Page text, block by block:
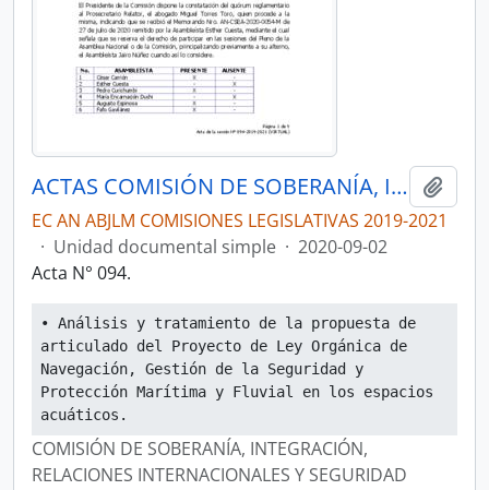
ACTAS COMISIÓN DE SOBERANÍA, INTEGRACIÓN, RELACIONES INTERNACIONALES Y SEGURIDAD INTEGRAL
EC AN ABJLM COMISIONES LEGISLATIVAS 2019-2021
· Unidad documental simple · 2020-09-02
Acta N° 094.
• Análisis y tratamiento de la propuesta de
articulado del Proyecto de Ley Orgánica de
Navegación, Gestión de la Seguridad y
Protección Marítima y Fluvial en los espacios
acuáticos.
COMISIÓN DE SOBERANÍA, INTEGRACIÓN,
RELACIONES INTERNACIONALES Y SEGURIDAD